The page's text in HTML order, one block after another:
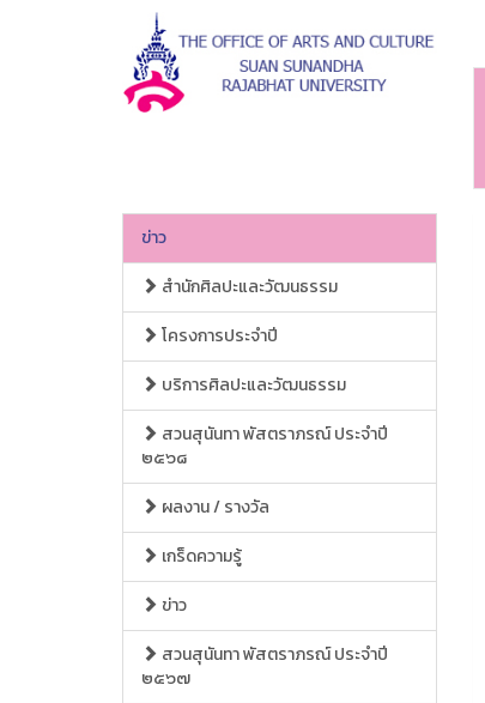
ข่าว
สำนักศิลปะและวัฒนธรรม
โครงการประจำปี
บริการศิลปะและวัฒนธรรม
สวนสุนันทา พัสตราภรณ์ ประจำปี
๒๕๖๘
ผลงาน / รางวัล
เกร็ดความรู้
ข่าว
สวนสุนันทา พัสตราภรณ์ ประจำปี
๒๕๖๗